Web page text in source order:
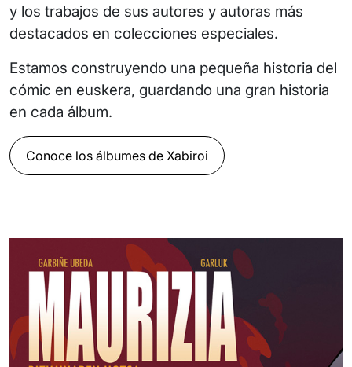
y los trabajos de sus autores y autoras más
destacados en colecciones especiales.
Estamos construyendo una pequeña historia del
cómic en euskera, guardando una gran historia
en cada álbum.
Conoce los álbumes de Xabiroi